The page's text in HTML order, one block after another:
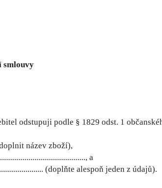
smlouvy
odstupuji podle § 1829 odst. 1
název zboží),
a
(doplňte alespoň jeden z údajů).